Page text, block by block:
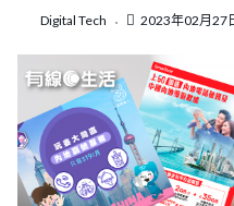
Digital Tech 2023年02月27